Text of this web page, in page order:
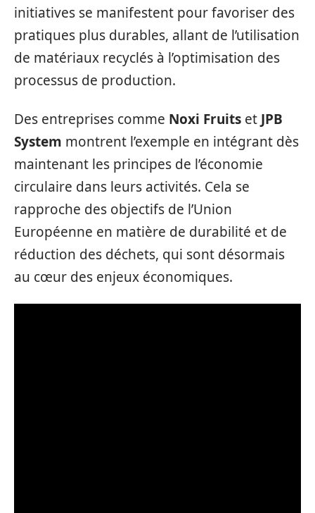
initiatives se manifestent pour favoriser des
pratiques plus durables, allant de l’utilisation
de matériaux recyclés à l’optimisation des
processus de production.
Des entreprises comme Noxi Fruits et JPB
System montrent l’exemple en intégrant dès
maintenant les principes de l’économie
circulaire dans leurs activités. Cela se
rapproche des objectifs de l’Union
Européenne en matière de durabilité et de
réduction des déchets, qui sont désormais
au cœur des enjeux économiques.